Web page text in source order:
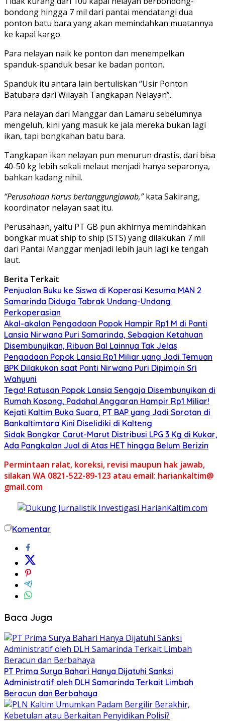
bondong hingga 7 mil dari pantai mendatangi dua
ponton batu bara yang akan memindahkan muatannya
ke kapal kargo.
Para nelayan naik ke ponton dan menempelkan
spanduk-spanduk besar ke badan ponton.
Spanduk itu antara lain bertuliskan “Usir Ponton
Batubara dari Wilayah Tangkapan Nelayan”.
Para nelayan dari Manggar dan Lamaru sebelumnya
mengeluh, kini yang masuk ke jala mereka bukan lagi
ikan, tapi bongkahan batu bara.
Tangkapan ikan nelayan pun menurun drastis, dari bisa
40-50 kg lebih sekali melaut menjadi hanya separonya,
bahkan kadang nihil.
“Perusahaan harus bertanggungjawab,”kata Sakirang,
koordinator nelayan saat itu.
Perusahaan, yaitu PT GB pun akhirnya memindahkan
bongkar muat ship to ship (STS) yang dilakukan 7 mil
dari Pantai Manggar menjadi lebih jauh lagi ke tengah
laut.
Berita Terkait
Penjualan Buku ke Siswa di Koperasi Kesuma MAN 2
Samarinda Diduga Tabrak Undang-Undang
Perkoperasian
Akal-akalan Pengadaan Popok Hampir Rp1 M di Panti
Lansia Nirwana Puri Samarinda, Sebagian Ketahuan
Disembunyikan, Ribuan Bal Lainnya Tak Jelas
Pengadaan Popok Lansia Rp1 Miliar yang Jadi Temuan
BPK Dilakukan saat Panti Nirwana Puri Dipimpin Sri
Wahyuni
Tega! Ratusan Popok Lansia Sengaja Disembunyikan di
Rumah Kosong, Padahal Anggaran Hampir Rp1 Miliar!
Kejati Kaltim Buka Suara, PT BAP yang Jadi Sorotan di
Bankaltimtara Kini Diselidiki di Kalteng
Sidak Bongkar Carut-Marut Distribusi LPG 3 Kg di Kukar,
Ada Pangkalan Jual di Atas HET hingga Belum Berizin
Permintaan ralat, koreksi, revisi maupun hak jawab,
silakan WA 0821-522-89-123 atau email: hariankaltim@
gmail.com
Komentar
Baca Juga
PT Prima Surya Bahari Hanya Dijatuhi Sanksi
Administratif oleh DLH Samarinda Terkait Limbah
Beracun dan Berbahaya